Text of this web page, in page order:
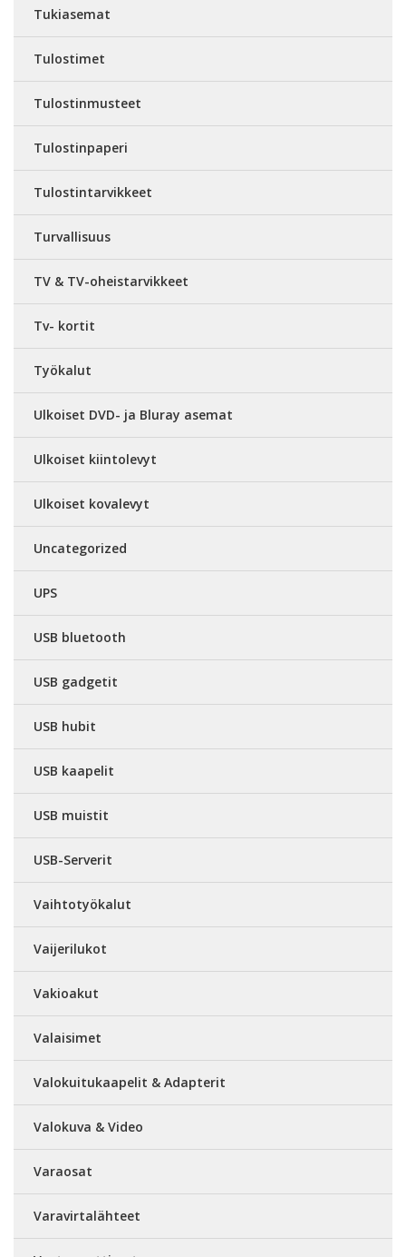
Tukiasemat
Tulostimet
Tulostinmusteet
Tulostinpaperi
Tulostintarvikkeet
Turvallisuus
TV & TV-oheistarvikkeet
Tv- kortit
Työkalut
Ulkoiset DVD- ja Bluray asemat
Ulkoiset kiintolevyt
Ulkoiset kovalevyt
Uncategorized
UPS
USB bluetooth
USB gadgetit
USB hubit
USB kaapelit
USB muistit
USB-Serverit
Vaihtotyökalut
Vaijerilukot
Vakioakut
Valaisimet
Valokuitukaapelit & Adapterit
Valokuva & Video
Varaosat
Varavirtalähteet